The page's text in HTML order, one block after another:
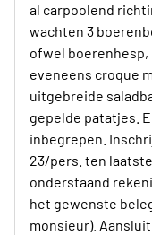
al carpoolend
wachten 3
ofwel boerenhesp,
eveneens croque
uitgebreide
gepelde patatjes.
inbegrepen.
23/pers. ten
onderstaand
het gewenste
monsieur).